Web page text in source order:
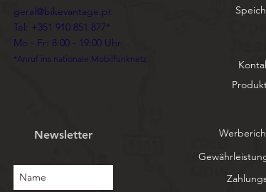
geral@bikevantage.pt
Tel: +351 910 851 877*
Mo - Fr: 8:00 - 19:00 Uhr
*Anruf ins nationale Mobilfunknetz
Newsletter